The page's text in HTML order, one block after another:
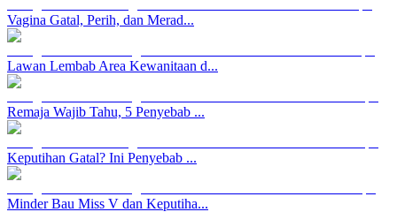
Vagina Gatal, Perih, dan Merad...
Lawan Lembab Area Kewanitaan d...
Remaja Wajib Tahu, 5 Penyebab ...
Keputihan Gatal? Ini Penyebab ...
Minder Bau Miss V dan Keputiha...